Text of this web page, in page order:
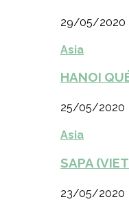
29/05/2020
Asia
HANOI
25/05/2020
Asia
SAPA
23/05/2020